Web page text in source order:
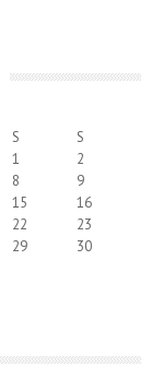
S
S
1
2
8
9
15
16
22
23
29
30